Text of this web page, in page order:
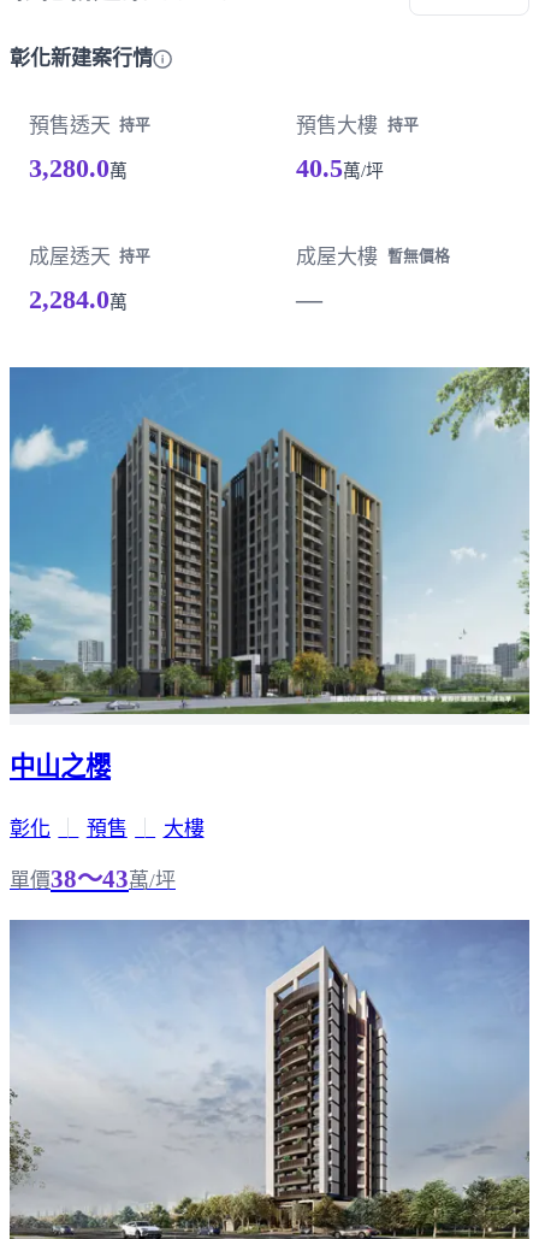
彰化新建案行情
預售透天 持平
3,280.0萬
預售大樓 持平
40.5萬/坪
成屋透天 持平
2,284.0萬
成屋大樓 暫無價格
—
中山之櫻
彰化 預售 大樓
單價38～43萬/坪